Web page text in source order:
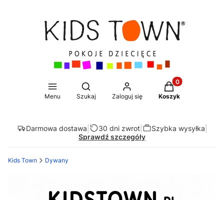
Menu
Otwórz wyszukiwarkę
Szukaj Zaloguj się
Produkty w
Koszyk
Darmowa dostawa 30 dni zwrot| Szybka wysyłka
Sprawdź szczegóły
Kids Town Dywany